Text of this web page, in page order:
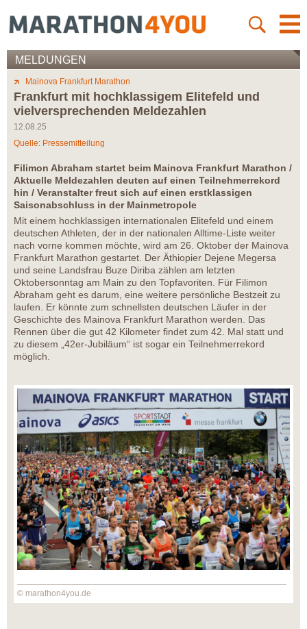
MELDUNGEN
Mainova Frankfurt Marathon
Frankfurt mit hochklassigem Elitefeld und
vielversprechenden Meldezahlen
12.08.25
Quelle: Pressemitteilung
Filimon Abraham startet beim Mainova Frankfurt Marathon /
Aktuelle Meldezahlen deuten auf einen Teilnehmerrekord
hin / Veranstalter freut sich auf einen erstklassigen
Saisonabschluss in der Mainmetropole
Mit einem hochklassigen internationalen Elitefeld und einem
deutschen Athleten, der in der nationalen Alltime-Liste weiter
nach vorne kommen möchte, wird am 26. Oktober der Mainova
Frankfurt Marathon gestartet. Der Äthiopier Dejene Megersa
und seine Landsfrau Buze Diriba zählen am letzten
Oktobersonntag am Main zu den Topfavoriten. Für Filimon
Abraham geht es darum, eine weitere persönliche Bestzeit zu
laufen. Er könnte zum schnellsten deutschen Läufer in der
Geschichte des Mainova Frankfurt Marathon werden. Das
Rennen über die gut 42 Kilometer findet zum 42. Mal statt und
zu diesem „42er-Jubiläum“ ist sogar ein Teilnehmerrekord
möglich.
© marathon4you.de